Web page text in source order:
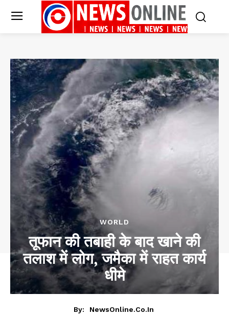
WORLD
तूफान की तबाही के बाद खाने की
तलाश में लोग, जमैका में राहत कार्य
धीमे
By:
NewsOnline.co.in